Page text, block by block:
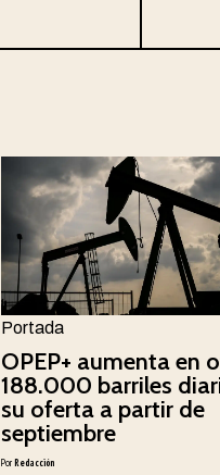
Portada
OPEP+ aumenta en
188.000 barriles
su oferta a partir de
septiembre
PorRedacción